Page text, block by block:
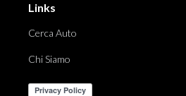
Links
Cerca Auto
Chi Siamo